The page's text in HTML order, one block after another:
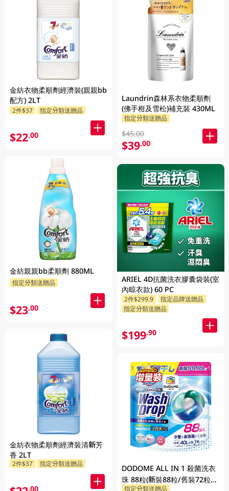
金紡衣物柔順劑經濟裝(親親bb
配方) 2LT
2件$37 指定分類送贈品
$22.00
金紡親親bb柔順劑 880ML
指定分類送贈品
$23.00
金紡衣物柔順劑經濟裝清新芳
香 2LT
2件$37 指定分類送贈品
.00
Laundrin森林系衣物柔順劑
(佛手柑及雪松)補充裝 430ML
指定分類送贈品
$45.00
$39.00
ARIEL 4D抗菌洗衣膠囊袋裝(室
內晾衣款) 60 PC
2件$299.9
指定品牌送贈品
指定分類送贈品
$199.90
DODOME ALL IN 1 殺菌洗衣
珠 88粒(新裝88粒/舊裝72粒隨
指定分類送贈品